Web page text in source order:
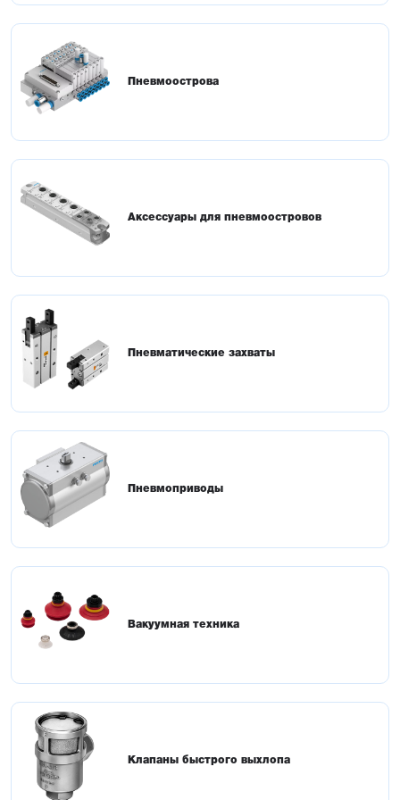
Пневмоострова
Аксессуары для пневмоостровов
Пневматические захваты
Пневмоприводы
Вакуумная техника
Клапаны быстрого выхлопа